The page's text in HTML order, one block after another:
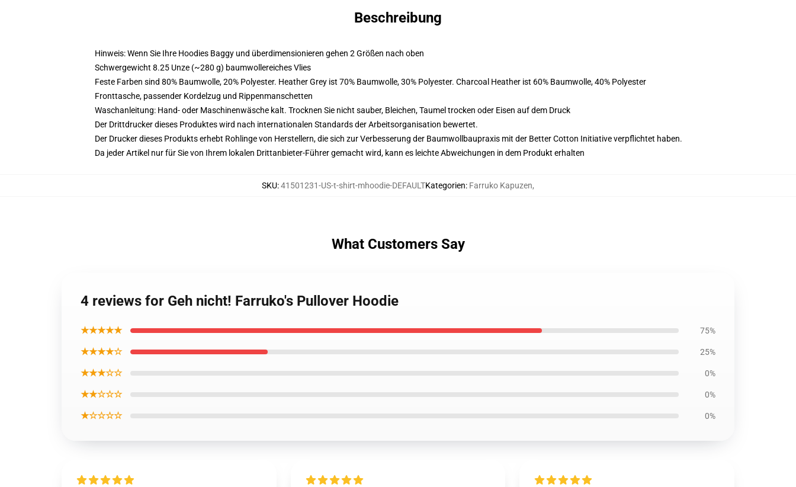
Beschreibung
Hinweis: Wenn Sie Ihre Hoodies Baggy und überdimensionieren gehen 2 Größen nach oben
Schwergewicht 8.25 Unze (~280 g) baumwollereiches Vlies
Feste Farben sind 80% Baumwolle, 20% Polyester. Heather Grey ist 70% Baumwolle, 30% Polyester. Charcoal Heather ist 60% Baumwolle, 40% Polyester
Fronttasche, passender Kordelzug und Rippenmanschetten
Waschanleitung: Hand- oder Maschinenwäsche kalt. Trocknen Sie nicht sauber, Bleichen, Taumel trocken oder Eisen auf dem Druck
Der Drittdrucker dieses Produktes wird nach internationalen Standards der Arbeitsorganisation bewertet.
Der Drucker dieses Produkts erhebt Rohlinge von Herstellern, die sich zur Verbesserung der Baumwollbaupraxis mit der Better Cotton Initiative verpflichtet haben.
Da jeder Artikel nur für Sie von Ihrem lokalen Drittanbieter-Führer gemacht wird, kann es leichte Abweichungen in dem Produkt erhalten
SKU:41501231-US-t-shirt-mhoodie-DEFAULTKategorien: Farruko Kapuzen,
What Customers Say
4 reviews for Geh nicht! Farruko's Pullover Hoodie
★★★★★ 75%
★★★★☆ 25%
★★★☆☆ 0%
★★☆☆☆ 0%
★☆☆☆☆ 0%